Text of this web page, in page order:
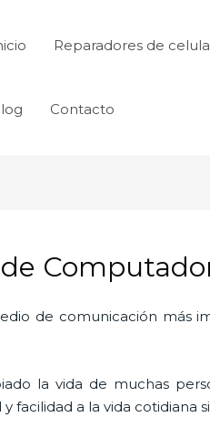
Reparadores de
Contacto
de comunicación más
la vida de muchas
facilidad a la vida cotidiana